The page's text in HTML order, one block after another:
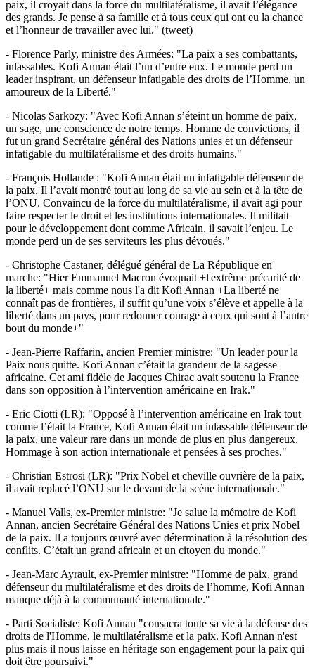
paix, il croyait dans la force du multilatéralisme, il avait l’élégance
des grands. Je pense à sa famille et à tous ceux qui ont eu la chance
et l’honneur de travailler avec lui." (tweet)
- Florence Parly, ministre des Armées: "La paix a ses combattants,
inlassables. Kofi Annan était l’un d’entre eux. Le monde perd un
leader inspirant, un défenseur infatigable des droits de l’Homme, un
amoureux de la Liberté."
- Nicolas Sarkozy: "Avec Kofi Annan s’éteint un homme de paix,
un sage, une conscience de notre temps. Homme de convictions, il
fut un grand Secrétaire général des Nations unies et un défenseur
infatigable du multilatéralisme et des droits humains."
- François Hollande : "Kofi Annan était un infatigable défenseur de
la paix. Il l’avait montré tout au long de sa vie au sein et à la tête de
l’ONU. Convaincu de la force du multilatéralisme, il avait agi pour
faire respecter le droit et les institutions internationales. Il militait
pour le développement dont comme Africain, il savait l’enjeu. Le
monde perd un de ses serviteurs les plus dévoués."
- Christophe Castaner, délégué général de La République en
marche: "Hier Emmanuel Macron évoquait +l'extrême précarité de
la liberté+ mais comme nous l'a dit Kofi Annan +La liberté ne
connaît pas de frontières, il suffit qu’une voix s’élève et appelle à la
liberté dans un pays, pour redonner courage à ceux qui sont à l’autre
bout du monde+"
- Jean-Pierre Raffarin, ancien Premier ministre: "Un leader pour la
Paix nous quitte. Kofi Annan c’était la grandeur de la sagesse
africaine. Cet ami fidèle de Jacques Chirac avait soutenu la France
dans son opposition à l’intervention américaine en Irak."
- Eric Ciotti (LR): "Opposé à l’intervention américaine en Irak tout
comme l’était la France, Kofi Annan était un inlassable défenseur de
la paix, une valeur rare dans un monde de plus en plus dangereux.
Hommage à son action internationale et pensées à ses proches."
- Christian Estrosi (LR): "Prix Nobel et cheville ouvrière de la paix,
il avait replacé l’ONU sur le devant de la scène internationale."
- Manuel Valls, ex-Premier ministre: "Je salue la mémoire de Kofi
Annan, ancien Secrétaire Général des Nations Unies et prix Nobel
de la paix. Il a toujours œuvré avec détermination à la résolution des
conflits. C’était un grand africain et un citoyen du monde."
- Jean-Marc Ayrault, ex-Premier ministre: "Homme de paix, grand
défenseur du multilatéralisme et des droits de l’homme, Kofi Annan
manque déjà à la communauté internationale."
- Parti Socialiste: Kofi Annan "consacra toute sa vie à la défense des
droits de l'Homme, le multilatéralisme et la paix. Kofi Annan n'est
plus mais il nous laisse en héritage son engagement pour la paix qui
doit être poursuivi."